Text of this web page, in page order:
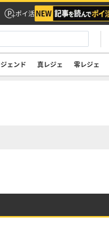
ポイ活
ェンド 真レジェ 零レジェ